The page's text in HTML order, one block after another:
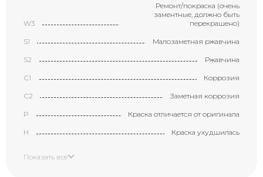
W3
Ремонт/покраска (очень
заментные, должно быть
перекрашено)
S1 Малозаметная ржавчина
S2 Ржавчина
С1 Коррозия
С2 Заметная коррозия
P Краска отличается от оригинала
H Краска ухудшилась
Показать все